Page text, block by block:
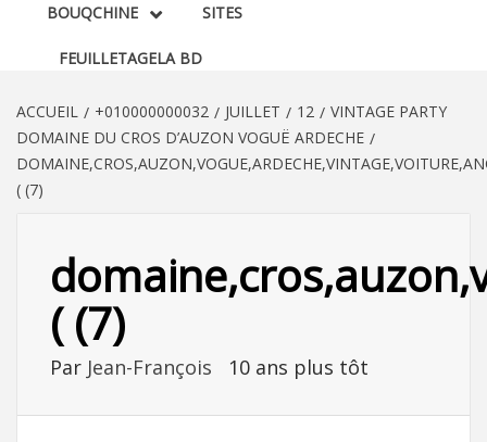
BOUQCHINE
FEUILLETAGELA BD
SITES
ACCUEIL +010000000032 JUILLET 12
VINTAGE PARTY
DOMAINE DU CROS D’AUZON VOGUË ARDECHE
( (7)
( (7)
Par Jean-François 10 ans plus tôt